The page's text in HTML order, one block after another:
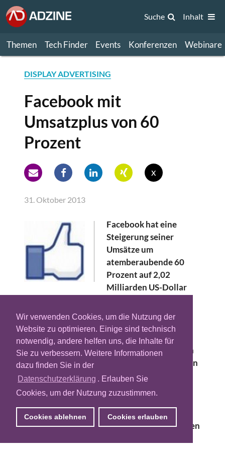
Wir verwenden Cookies, um die Nutzung der
Website zu optimieren. Einige sind technisch
notwendig, andere helfen uns, die Inhalte für
Sie zu verbessern. Weitere Informationen
dazu finden Sie in der
Datenschutzerklärung . Erlauben Sie
Cookies, um der Nutzung zuzustimmen.
Cookies ablehnen Cookies erlauben
Themen Tech Finder Events Konferenzen Webinare
Suche Inhalt
DISPLAY ADVERTISING
Facebook mit
Umsatzplus von 60
Prozent
x
31. Oktober 2013
Facebook hat eine
Steigerung seiner
Umsätze um
atemberaubende 60
Prozent auf 2,02
Milliarden US-Dollar
Unternehmen rund 425 Millionen Dollar
Gewinn einfahren, wo zur gleichen Zeit im
letzten Jahr noch ein Verlust von 60 Mio. zu
verbuchen war. Dass der Kurs der Aktie nach
einem Plus von 10 Prozent im nachbörslichen
Handel dann doch wieder sank, ist einem
Eingeständnis des Finanzchef David
Ebersman zuzurechnen. In einer
Telefonkonferenz mit Analysten räumte er
ein, dass die Nutzerzahlen unter Jugendlichen